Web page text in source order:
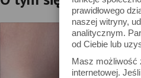
prawidłowego
naszej witryny,
analitycznym.
od Ciebie lub
Masz możliwość
internetowej.